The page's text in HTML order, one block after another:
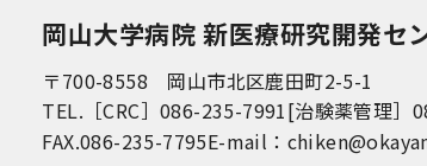
岡山大学病院 新医療研究開発セ
〒700-8558 岡山市北区鹿田町2-5-1
TEL.［CRC］086-235-7991[治験薬管理］
FAX.086-235-7795E-mail：